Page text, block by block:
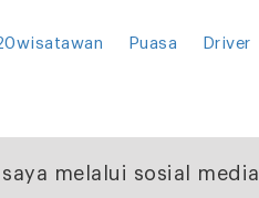
Puasa Driver
melalui sosial media